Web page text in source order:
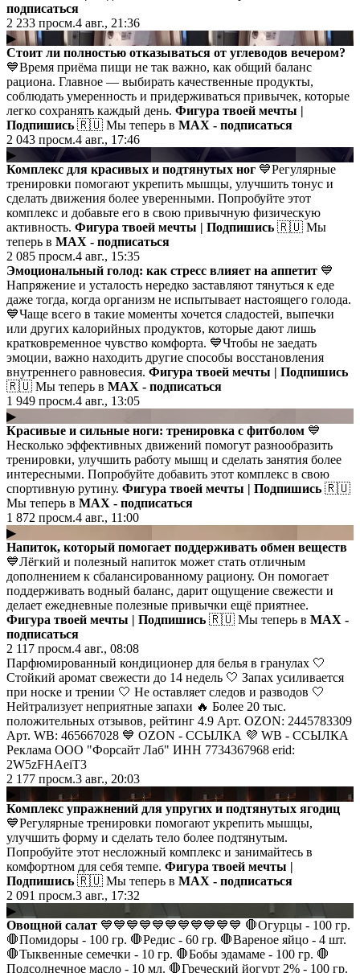
подписаться
2 233 просм.4 авг., 21:36
▶
Стоит ли полностью отказываться от углеводов вечером?
💙Время приёма пищи не так важно, как общий баланс
рациона. Главное — выбирать качественные продукты,
соблюдать умеренность и придерживаться привычек, которые
легко сохранять каждый день. Фигура твоей мечты |
Подпишись 🇷🇺 Мы теперь в MAX - подписаться
2 043 просм.4 авг., 17:46
▶
Комплекс для красивых и подтянутых ног 💙Регулярные
тренировки помогают укрепить мышцы, улучшить тонус и
сделать движения более уверенными. Попробуйте этот
комплекс и добавьте его в свою привычную физическую
активность. Фигура твоей мечты | Подпишись 🇷🇺 Мы
теперь в MAX - подписаться
2 085 просм.4 авг., 15:35
Эмоциональный голод: как стресс влияет на аппетит 💙
Напряжение и усталость нередко заставляют тянуться к еде
даже тогда, когда организм не испытывает настоящего голода.
💙Чаще всего в такие моменты хочется сладостей, выпечки
или других калорийных продуктов, которые дают лишь
кратковременное чувство комфорта. 💙Чтобы не заедать
эмоции, важно находить другие способы восстановления
внутреннего равновесия. Фигура твоей мечты | Подпишись
🇷🇺 Мы теперь в MAX - подписаться
1 949 просм.4 авг., 13:05
▶
Красивые и сильные ноги: тренировка с фитболом 💙
Несколько эффективных движений помогут разнообразить
тренировки, улучшить работу мышц и сделать занятия более
интересными. Попробуйте добавить этот комплекс в свою
спортивную рутину. Фигура твоей мечты | Подпишись 🇷🇺
Мы теперь в MAX - подписаться
1 872 просм.4 авг., 11:00
▶
Напиток, который помогает поддерживать обмен веществ
💙Лёгкий и полезный напиток может стать отличным
дополнением к сбалансированному рациону. Он помогает
поддерживать водный баланс, дарит ощущение свежести и
делает ежедневные полезные привычки ещё приятнее.
Фигура твоей мечты | Подпишись 🇷🇺 Мы теперь в MAX -
подписаться
2 117 просм.4 авг., 08:08
Парфюмированный кондиционер для белья в гранулах 🤍
Стойкий аромат свежести до 14 недель 🤍 Запах усиливается
при носке и трении 🤍 Не оставляет следов и разводов 🤍
Нейтрализует неприятные запахи 🔥 Более 20 тыс.
положительных отзывов, рейтинг 4.9 Арт. OZON: 2445783309
Арт. WB: 465667028 💙 OZON - ССЫЛКА 💜 WB - ССЫЛКА
Реклама ООО "Форсайт Лаб" ИНН 7734367968 erid:
2W5zFHAeiT3
2 177 просм.3 авг., 20:03
▶
Комплекс упражнений для упругих и подтянутых ягодиц
💙Регулярные тренировки помогают укрепить мышцы,
улучшить форму и сделать тело более подтянутым.
Попробуйте этот несложный комплекс и занимайтесь в
комфортном для себя темпе. Фигура твоей мечты |
Подпишись 🇷🇺 Мы теперь в MAX - подписаться
2 091 просм.3 авг., 17:32
▶
Овощной салат 💙💙💙💙💙💙💙💙💙💙💙 🛑Огурцы - 100 гр.
🛑Помидоры - 100 гр. 🛑Редис - 60 гр. 🛑Вареное яйцо - 4 шт.
🛑Тыквенные семечки - 10 гр. 🛑Бобы эдамаме - 100 гр. 🛑
Подсолнечное масло - 10 мл. 🛑Греческий йогурт 2% - 100 гр.